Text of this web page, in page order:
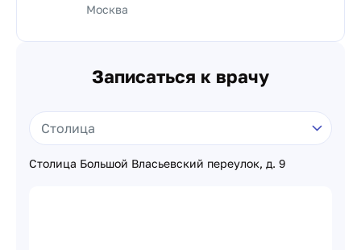
Москва
Записаться к врачу
Столица Большой Власьевский переулок, д. 9